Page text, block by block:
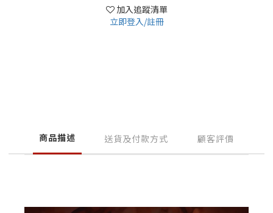
加入追蹤清單
立即登入/註冊
商品描述 送貨及付款方式 顧客評價